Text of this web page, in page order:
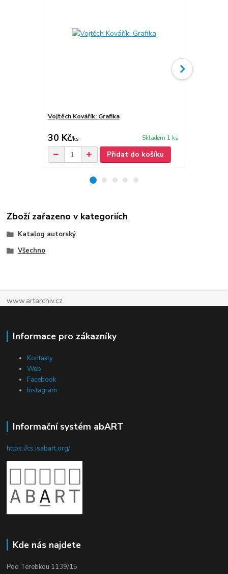
Vojtěch Kovářík: Grafika
30 Kč/ks Skladem 1 ks
Přidat do košíku
Zboží zařazeno v kategoriích
Katalog autorský
Všechno
www.artarchiv.cz
Informace pro zákazníky
Kontakty
Web
Facebook
Instagram
Informační systém abART
https://cs.isabart.org/
Kde nás najdete
Pod Terebkou 1139/15